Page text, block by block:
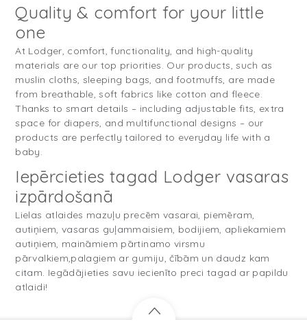
Quality & comfort for your little
one
At Lodger, comfort, functionality, and high-quality
materials are our top priorities. Our products, such as
muslin cloths, sleeping bags, and footmuffs, are made
from breathable, soft fabrics like cotton and fleece.
Thanks to smart details – including adjustable fits, extra
space for diapers, and multifunctional designs – our
products are perfectly tailored to everyday life with a
baby.
Iepērcieties tagad Lodger vasaras
izpārdošanā
Lielas atlaides mazuļu precēm vasarai, piemēram,
autiņiem, vasaras guļammaisiem, bodijiem, apliekamiem
autiņiem, maināmiem pārtinamo virsmu
pārvalkiem,palagiem ar gumiju, čībām un daudz kam
citam. Iegādājieties savu iecienīto preci tagad ar papildu
atlaidi!